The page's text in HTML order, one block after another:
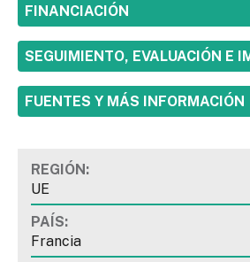
SHOW
FINANCIACIÓN
SHOW
SEGUIMIENTO, EVALUACIÓN E
SHOW
FUENTES Y MÁS INFORMACIÓN
REGIÓN:
UE
PAÍS:
Francia